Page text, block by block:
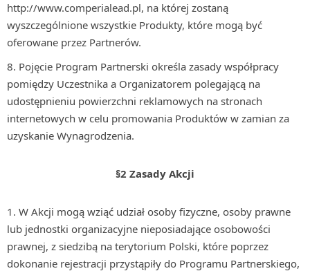
http://www.comperialead.pl, na której zostaną
wyszczególnione wszystkie Produkty, które mogą być
oferowane przez Partnerów.
Pojęcie Program Partnerski określa zasady współpracy
pomiędzy Uczestnika a Organizatorem polegającą na
udostępnieniu powierzchni reklamowych na stronach
internetowych w celu promowania Produktów w zamian za
uzyskanie Wynagrodzenia.
§2 Zasady Akcji
W Akcji mogą wziąć udział osoby fizyczne, osoby prawne
lub jednostki organizacyjne nieposiadające osobowości
prawnej, z siedzibą na terytorium Polski, które poprzez
dokonanie rejestracji przystąpiły do Programu Partnerskiego,